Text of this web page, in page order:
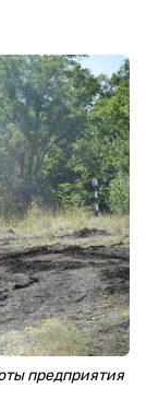
предприятия